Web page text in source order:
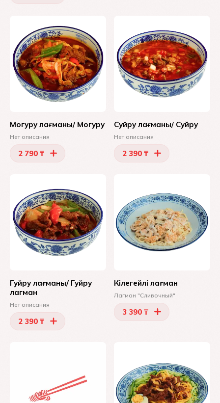
Могуру лағманы/ Могуру
Нет описания
2 790 ₸
Суйру лағманы/ Суйру
Нет описания
2 390 ₸
Гуйру лағманы/ Гуйру
лагман
Нет описания
2 390 ₸
Кілегейлі лағман
Лагман "Сливочный"
3 390 ₸